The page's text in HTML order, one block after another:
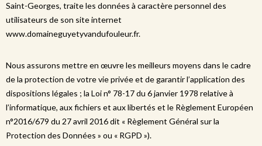
Saint-Georges, traite les données à caractère personnel des
utilisateurs de son site internet
www.domaineguyetyvandufouleur.fr.
Nous assurons mettre en œuvre les meilleurs moyens dans le cadre
de la protection de votre vie privée et de garantir l’application des
dispositions légales ; la Loi n° 78-17 du 6 janvier 1978 relative à
l’informatique, aux fichiers et aux libertés et le Règlement Européen
n°2016/679 du 27 avril 2016 dit « Règlement Général sur la
Protection des Données » ou « RGPD »).